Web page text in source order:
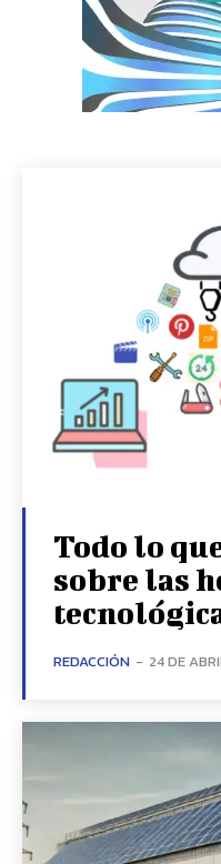
Todo lo
sobre las
REDACCIÓN - 24 DE